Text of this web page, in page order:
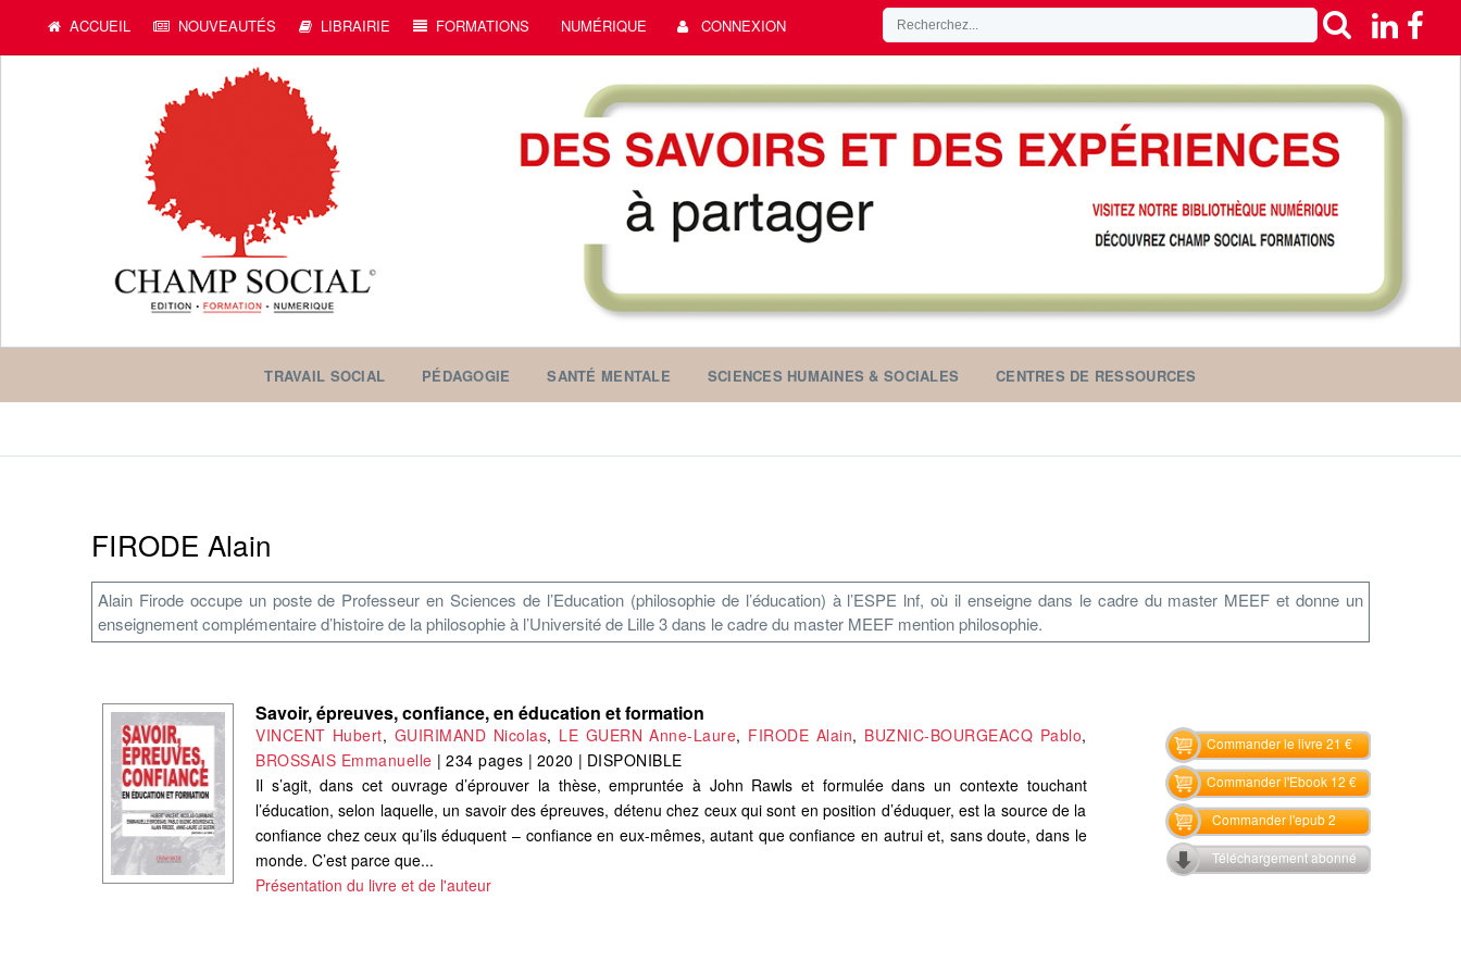
ACCUEIL NOUVEAUTÉS LIBRAIRIE FORMATIONS NUMÉRIQUE CONNEXION
TRAVAIL SOCIAL PÉDAGOGIE SANTÉ MENTALE SCIENCES HUMAINES & SOCIALES CENTRES DE RESSOURCES
FIRODE Alain
Alain Firode occupe un poste de Professeur en Sciences de l’Education (philosophie de l’éducation) à l’ESPE lnf, où il enseigne dans le cadre du master MEEF et donne un
enseignement complémentaire d’histoire de la philosophie à l’Université de Lille 3 dans le cadre du master MEEF mention philosophie.
Savoir, épreuves, confiance, en éducation et formation
VINCENT Hubert, GUIRIMAND Nicolas, LE GUERN Anne-Laure, FIRODE Alain, BUZNIC-BOURGEACQ Pablo,
BROSSAIS Emmanuelle |234 pages | 2020 | DISPONIBLE
Il s’agit, dans cet ouvrage d’éprouver la thèse, empruntée à John Rawls et formulée dans un contexte touchant
l’éducation, selon laquelle, un savoir des épreuves, détenu chez ceux qui sont en position d’éduquer, est la source de la
confiance chez ceux qu’ils éduquent – confiance en eux-mêmes, autant que confiance en autrui et, sans doute, dans le
monde. C’est parce que...
Présentation du livre et de l'auteur
Commander le livre 21 €
Commander l'Ebook 12 €
Commander l'epub 2
Téléchargement abonné